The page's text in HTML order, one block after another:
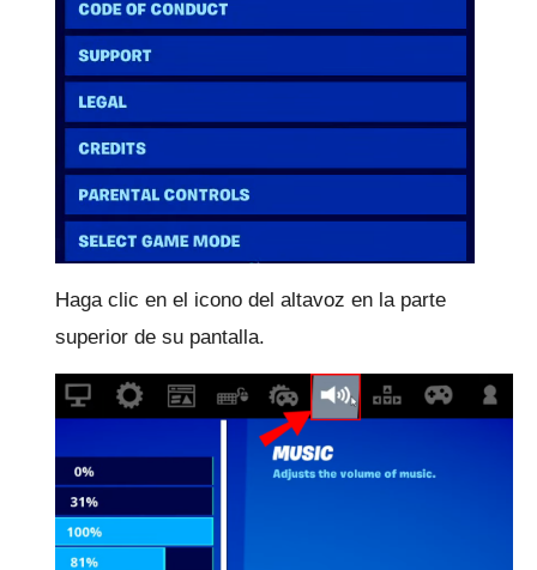
Haga clic en el icono del altavoz en la parte
superior de su pantalla.